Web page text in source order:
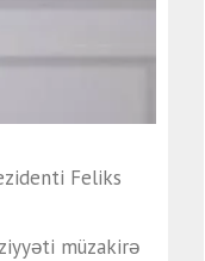
Feliks
müzakirə